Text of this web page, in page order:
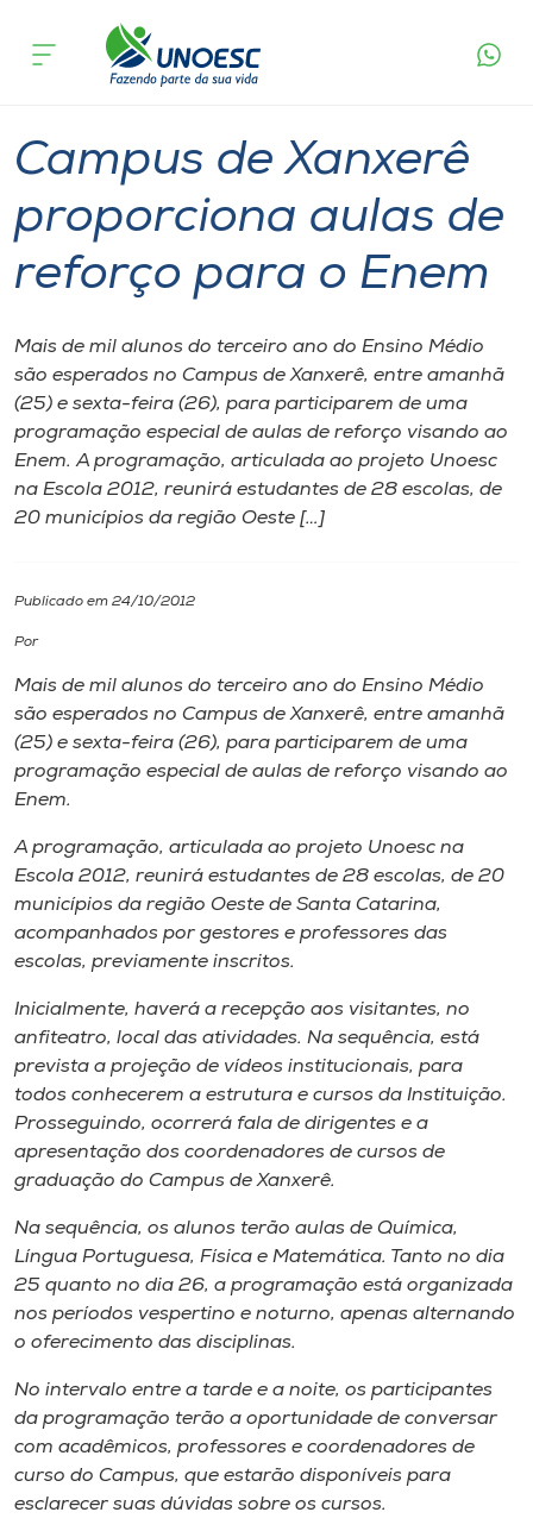
Cursos
Atendimento ao Estudante
Portal de Ensino
A
Unoesc
Internacionalização
Cultura
CPA
Biblioteca
Editora
Rádio
Museu
Unoesc
Store
Selecione
o idioma
A+
A-
acontece
Campus de Xanxerê
proporciona aulas de
reforço para o Enem
Mais de mil alunos do terceiro ano do Ensino Médio
são esperados no Campus de Xanxerê, entre amanhã
(25) e sexta-feira (26), para participarem de uma
programação especial de aulas de reforço visando ao
Enem. A programação, articulada ao projeto Unoesc
na Escola 2012, reunirá estudantes de 28 escolas, de
20 municípios da região Oeste […]
Publicado em 24/10/2012
Por
Mais de mil alunos do terceiro ano do Ensino Médio
são esperados no Campus de Xanxerê, entre amanhã
(25) e sexta-feira (26), para participarem de uma
programação especial de aulas de reforço visando ao
Enem.
A programação, articulada ao projeto Unoesc na
Escola 2012, reunirá estudantes de 28 escolas, de 20
municípios da região Oeste de Santa Catarina,
acompanhados por gestores e professores das
escolas, previamente inscritos.
Inicialmente, haverá a recepção aos visitantes, no
anfiteatro, local das atividades. Na sequência, está
prevista a projeção de vídeos institucionais, para
todos conhecerem a estrutura e cursos da Instituição.
Prosseguindo, ocorrerá fala de dirigentes e a
apresentação dos coordenadores de cursos de
graduação do Campus de Xanxerê.
Na sequência, os alunos terão aulas de Química,
Língua Portuguesa, Física e Matemática. Tanto no dia
25 quanto no dia 26, a programação está organizada
nos períodos vespertino e noturno, apenas alternando
o oferecimento das disciplinas.
No intervalo entre a tarde e a noite, os participantes
da programação terão a oportunidade de conversar
com acadêmicos, professores e coordenadores de
curso do Campus, que estarão disponíveis para
esclarecer suas dúvidas sobre os cursos.